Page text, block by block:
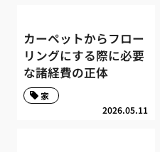
カーペットからフロー
リングにする際に必要
な諸経費の正体
2026.05.11
家